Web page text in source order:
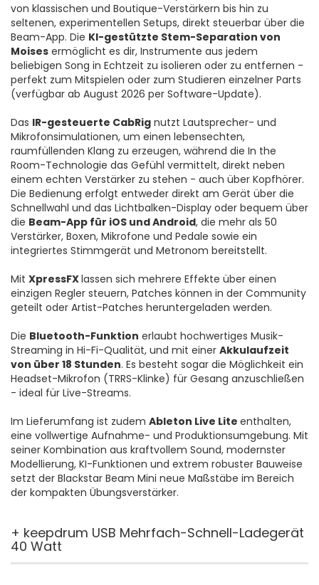
von klassischen und Boutique-Verstärkern bis hin zu
seltenen, experimentellen Setups, direkt steuerbar über die
Beam-App. Die KI-gestützte Stem-Separation von
Moises ermöglicht es dir, Instrumente aus jedem
beliebigen Song in Echtzeit zu isolieren oder zu entfernen -
perfekt zum Mitspielen oder zum Studieren einzelner Parts
(verfügbar ab August 2026 per Software-Update).
Das IR-gesteuerte CabRig nutzt Lautsprecher- und
Mikrofonsimulationen, um einen lebensechten,
raumfüllenden Klang zu erzeugen, während die In the
Room-Technologie das Gefühl vermittelt, direkt neben
einem echten Verstärker zu stehen - auch über Kopfhörer.
Die Bedienung erfolgt entweder direkt am Gerät über die
Schnellwahl und das Lichtbalken-Display oder bequem über
die Beam-App für iOS und Android, die mehr als 50
Verstärker, Boxen, Mikrofone und Pedale sowie ein
integriertes Stimmgerät und Metronom bereitstellt.
Mit XpressFXlassen sich mehrere Effekte über einen
einzigen Regler steuern, Patches können in der Community
geteilt oder Artist-Patches heruntergeladen werden.
Die Bluetooth-Funktion erlaubt hochwertiges Musik-
Streaming in Hi-Fi-Qualität, und mit einer Akkulaufzeit
von über 18 Stunden. Es besteht sogar die Möglichkeit ein
Headset-Mikrofon (TRRS-Klinke) für Gesang anzuschließen
- ideal für Live-Streams.
Im Lieferumfang ist zudem Ableton Live Lite enthalten,
eine vollwertige Aufnahme- und Produktionsumgebung. Mit
seiner Kombination aus kraftvollem Sound, modernster
Modellierung, KI-Funktionen und extrem robuster Bauweise
setzt der Blackstar Beam Mini neue Maßstäbe im Bereich
der kompakten Übungsverstärker.
+ keepdrum USB Mehrfach-Schnell-Ladegerät
40 Watt